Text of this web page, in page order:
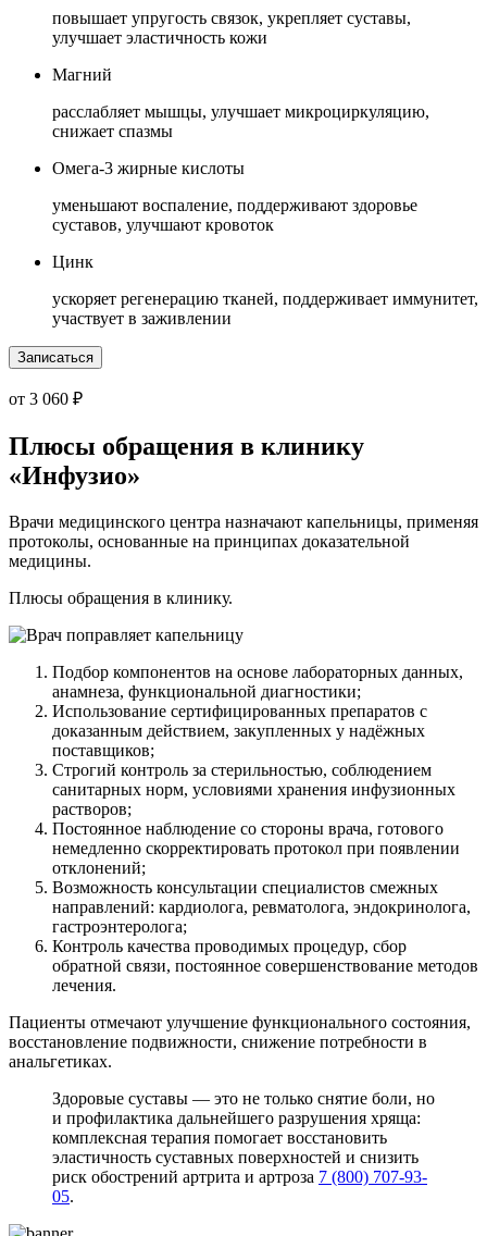
повышает упругость связок, укрепляет суставы,
улучшает эластичность кожи
Магний
расслабляет мышцы, улучшает микроциркуляцию,
снижает спазмы
Омега-3 жирные кислоты
уменьшают воспаление, поддерживают здоровье
суставов, улучшают кровоток
Цинк
ускоряет регенерацию тканей, поддерживает иммунитет,
участвует в заживлении
Записаться
от 3 060 ₽
Плюсы обращения в клинику
«Инфузио»
Врачи медицинского центра назначают капельницы, применяя
протоколы, основанные на принципах доказательной
медицины.
Плюсы обращения в клинику.
Подбор компонентов на основе лабораторных данных,
анамнеза, функциональной диагностики;
Использование сертифицированных препаратов с
доказанным действием, закупленных у надёжных
поставщиков;
Строгий контроль за стерильностью, соблюдением
санитарных норм, условиями хранения инфузионных
растворов;
Постоянное наблюдение со стороны врача, готового
немедленно скорректировать протокол при появлении
отклонений;
Возможность консультации специалистов смежных
направлений: кардиолога, ревматолога, эндокринолога,
гастроэнтеролога;
Контроль качества проводимых процедур, сбор
обратной связи, постоянное совершенствование методов
лечения.
Пациенты отмечают улучшение функционального состояния,
восстановление подвижности, снижение потребности в
анальгетиках.
Здоровые суставы — это не только снятие боли, но
и профилактика дальнейшего разрушения хряща:
комплексная терапия помогает восстановить
эластичность суставных поверхностей и снизить
риск обострений артрита и артроза 7 (800) 707-93-
05.